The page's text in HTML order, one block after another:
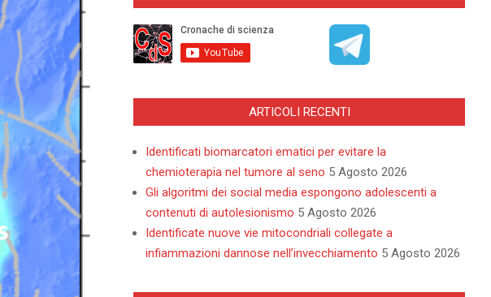
ARTICOLI RECENTI
Identificati biomarcatori ematici per evitare la
chemioterapia nel tumore al seno 5 Agosto 2026
Gli algoritmi dei social media espongono adolescenti a
contenuti di autolesionismo 5 Agosto 2026
Identificate nuove vie mitocondriali collegate a
infiammazioni dannose nell’invecchiamento 5 Agosto 2026